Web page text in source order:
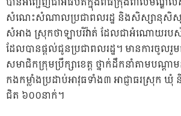
សំណេះសំណាលប្រជាពលរដ្ឋ និងសិស្សានុសិស្
សំអាង ស្រុកថាឡាបរិវ៉ាត់ ដែលជាអំណោយរប
ដែលបានផ្តល់ជូនប្រជាពលរដ្ឋ។ មានការចូល
សមាជិកក្រុមប្រឹក្សាខេត្ត ថ្នាក់ដឹកនាំតាមបណ្តាម
កងកម្លាំងប្រដាប់អាវុធទាំង៣ អាជ្ញាធរស្រុក ឃុំ
ជិត ៦០០នាក់។